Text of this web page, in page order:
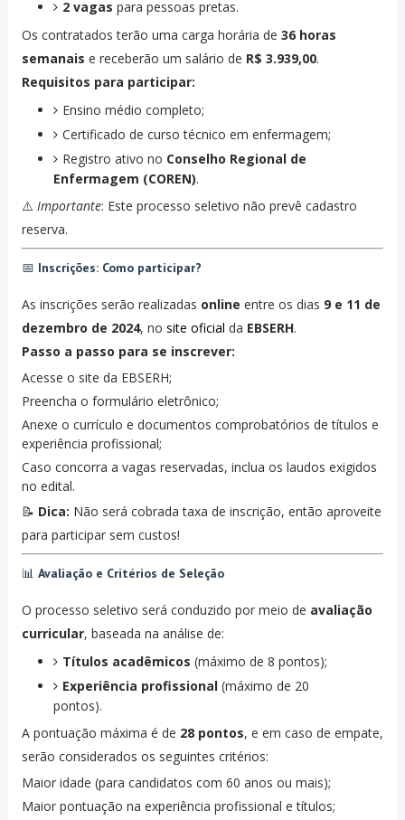
2 vagas para pessoas pretas.
Os contratados terão uma carga horária de 36 horas
semanais e receberão um salário de R$ 3.939,00.
Requisitos para participar:
Ensino médio completo;
Certificado de curso técnico em enfermagem;
Registro ativo no Conselho Regional de
Enfermagem (COREN).
⚠️ Importante: Este processo seletivo não prevê cadastro
reserva.
📅 Inscrições: Como participar?
As inscrições serão realizadas online entre os dias 9 e 11 de
dezembro de 2024, no site oficial da EBSERH.
Passo a passo para se inscrever:
Acesse o site da EBSERH;
Preencha o formulário eletrônico;
Anexe o currículo e documentos comprobatórios de títulos e
experiência profissional;
Caso concorra a vagas reservadas, inclua os laudos exigidos
no edital.
📝 Dica: Não será cobrada taxa de inscrição, então aproveite
para participar sem custos!
📊 Avaliação e Critérios de Seleção
O processo seletivo será conduzido por meio de avaliação
curricular, baseada na análise de:
Títulos acadêmicos (máximo de 8 pontos);
Experiência profissional(máximo de 20
pontos).
A pontuação máxima é de 28 pontos, e em caso de empate,
serão considerados os seguintes critérios:
Maior idade (para candidatos com 60 anos ou mais);
Maior pontuação na experiência profissional e títulos;